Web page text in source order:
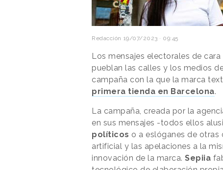
Redacción 19/07/2023 · 09:45
Los mensajes electorales de cara
pueblan las calles y los medios
campaña con la que la marca
primera tienda en Barcelona.
La campaña, creada por la
en sus mensajes -todos ellos
políticos o a eslóganes de otras
artificial y las apelaciones a la
innovación de la marca. Sepiia